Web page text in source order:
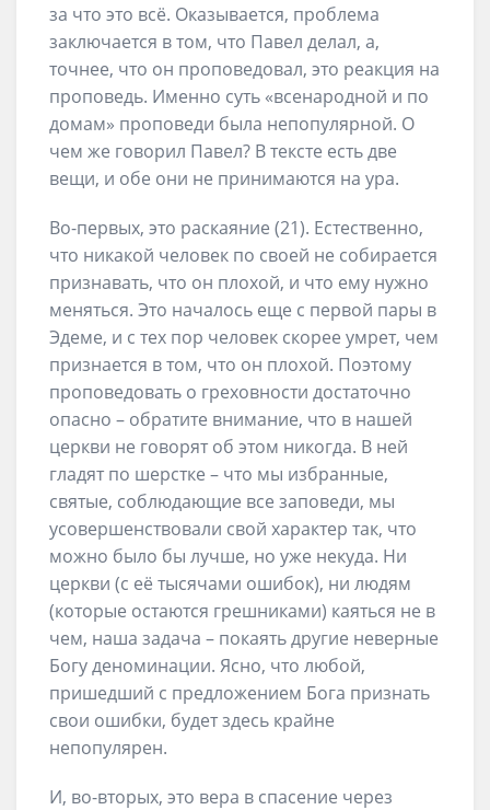
за что это всё. Оказывается, проблема
заключается в том, что Павел делал, а,
точнее, что он проповедовал, это реакция на
проповедь. Именно суть «всенародной и по
домам» проповеди была непопулярной. О
чем же говорил Павел? В тексте есть две
вещи, и обе они не принимаются на ура.
Во-первых, это раскаяние (21). Естественно,
что никакой человек по своей не собирается
признавать, что он плохой, и что ему нужно
меняться. Это началось еще с первой пары в
Эдеме, и с тех пор человек скорее умрет, чем
признается в том, что он плохой. Поэтому
проповедовать о греховности достаточно
опасно – обратите внимание, что в нашей
церкви не говорят об этом никогда. В ней
гладят по шерстке – что мы избранные,
святые, соблюдающие все заповеди, мы
усовершенствовали свой характер так, что
можно было бы лучше, но уже некуда. Ни
церкви (с её тысячами ошибок), ни людям
(которые остаются грешниками) каяться не в
чем, наша задача – покаять другие неверные
Богу деноминации. Ясно, что любой,
пришедший с предложением Бога признать
свои ошибки, будет здесь крайне
непопулярен.
И, во-вторых, это вера в спасение через